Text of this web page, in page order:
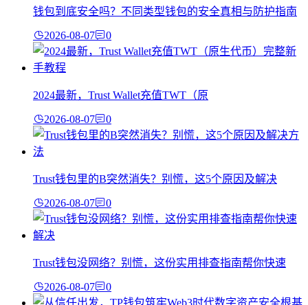
钱包到底安全吗？不同类型钱包的安全真相与防护指南
2026-08-07 0
2024最新，Trust Wallet充值TWT（原
2026-08-07 0
Trust钱包里的B突然消失？别慌，这5个原因及解决
2026-08-07 0
Trust钱包没网络？别慌，这份实用排查指南帮你快速
2026-08-07 0